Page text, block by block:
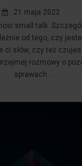
21 maja 2022
small talk.
od tego, czy
ci słów, czy też
rozmowy o
sprawach...